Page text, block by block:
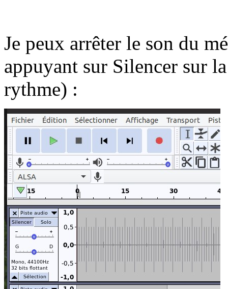
Je peux arrêter le son du
appuyant sur Silencer sur
rythme) :